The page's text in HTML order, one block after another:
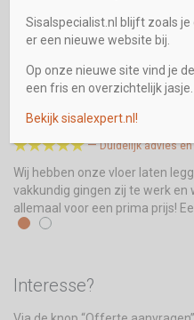
Wat vinden onze
Duidelijk advies en
—Duidelijk advies
Wij hebben onze vloer laten
vakkundig gingen zij te werk en
allemaal voor een prima prijs!
Interesse?
Sisalspecialist.nl blijft zoals
er een nieuwe website bij.
Op onze nieuwe site vind je
een fris en overzichtelijk jasje.
Bekijk sisalexpert.nl!